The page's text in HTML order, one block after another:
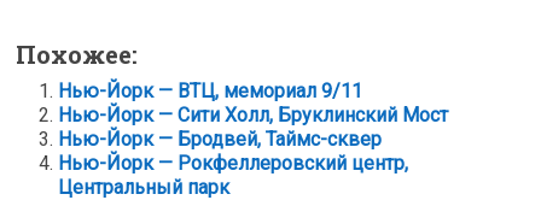
Похожее:
Нью-Йорк — ВТЦ, мемориал 9/11
Нью-Йорк — Сити Холл, Бруклинский Мост
Нью-Йорк — Бродвей, Таймс-сквер
Нью-Йорк — Рокфеллеровский центр,
Центральный парк